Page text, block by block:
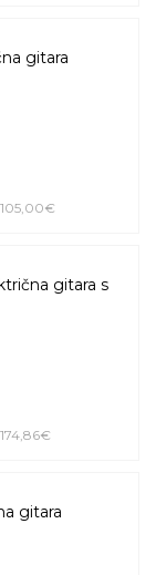
gitara
gitara s
gitara